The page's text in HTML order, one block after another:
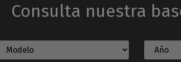
Consulta nuestra